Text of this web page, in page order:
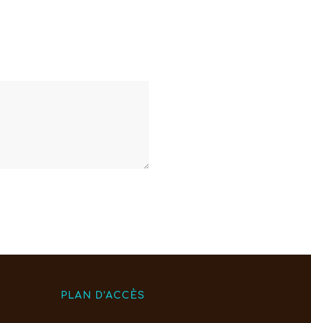
PLAN D’ACCÈS